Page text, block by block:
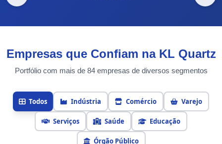
Empresas que Confiam na KL Quartz
Portfólio com mais de 84 empresas de diversos segmentos
Todos Indústria Comércio Varejo
Serviços Saúde Educação
Órgão Público